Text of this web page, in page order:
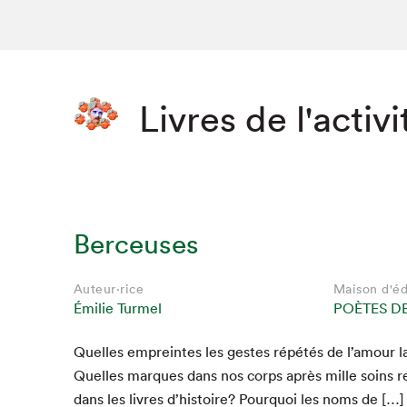
Livres de
Auteur·rice
Émilie Turmel
Maison
POÈTES
Auteur·rice
Émilie Turmel
Maison
POÈTES
au kiosque
Berceuses
Auteur·rice
Émilie Turmel
Maison
POÈTES
Quelles empreintes les gestes répétés de l’amour
Quelles mar­ques dans nos corps après mille soins
dans les livres d’histoire? Pourquoi les noms de […]
Auteur·rice
Émilie Turmel
Maison
POÈTES
au kiosque
Auteur·rice
Émilie Turmel
Maison
POÈTES
Auteur·rice
Émilie Turmel
Maison
POÈTES
au kiosque